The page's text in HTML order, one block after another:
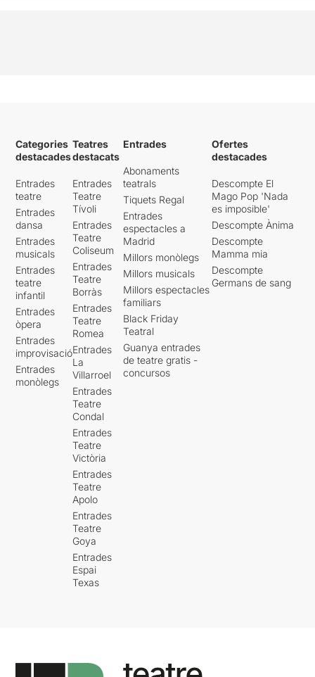
Categories
destacades
Entrades
teatre
Entrades
dansa
Entrades
musicals
Entrades
teatre
infantil
Entrades
òpera
Entrades
improvisació
Entrades
monòlegs
Teatres
destacats
Entrades
Teatre
Tívoli
Entrades
Teatre
Coliseum
Entrades
Teatre
Borràs
Entrades
Teatre
Romea
Entrades
La
Villarroel
Entrades
Teatre
Condal
Entrades
Teatre
Victòria
Entrades
Teatre
Apolo
Entrades
Teatre
Goya
Entrades
Espai
Texas
Entrades
Abonaments
teatrals
Tiquets Regal
Entrades
espectacles a
Madrid
Millors monòlegs
Millors musicals
Millors espectacles
familiars
Black Friday
Teatral
Guanya entrades
de teatre gratis -
concursos
Ofertes
destacades
Descompte El
Mago Pop 'Nada
es imposible'
Descompte Ànima
Descompte
Mamma mia
Descompte
Germans de sang